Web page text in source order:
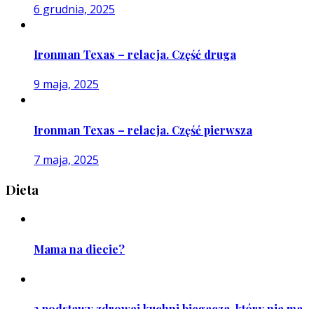
6 grudnia, 2025
Ironman Texas – relacja. Część druga
9 maja, 2025
Ironman Texas – relacja. Część pierwsza
7 maja, 2025
Dieta
Mama na diecie?